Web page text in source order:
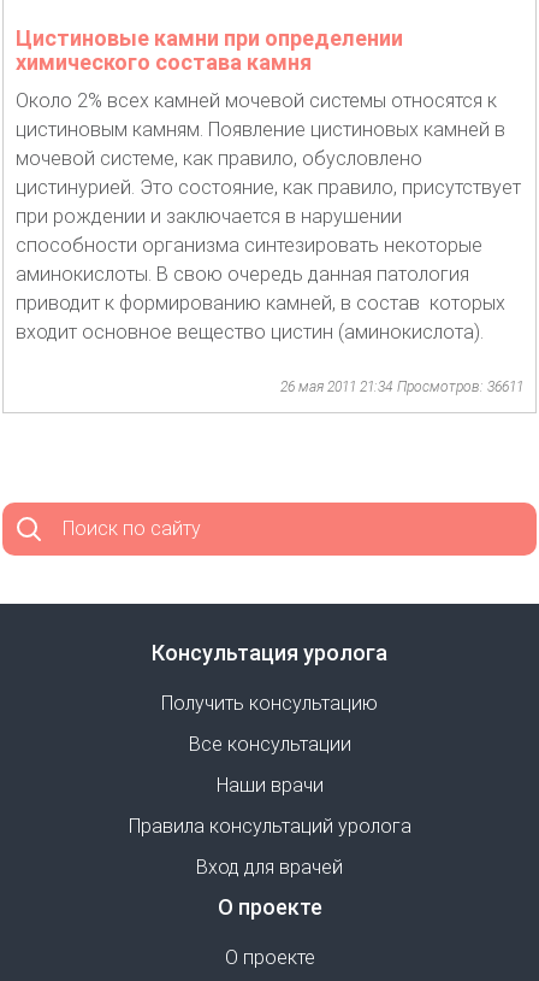
Цистиновые камни при определении
химического состава камня
Около 2% всех камней мочевой системы относятся к
цистиновым камням. Появление цистиновых камней в
мочевой системе, как правило, обусловлено
цистинурией. Это состояние, как правило, присутствует
при рождении и заключается в нарушении
способности организма синтезировать некоторые
аминокислоты. В свою очередь данная патология
приводит к формированию камней, в состав которых
входит основное вещество цистин (аминокислота).
26 мая 2011 21:34 Просмотров: 36611
Поиск по сайту
Консультация уролога
Получить консультацию
Все консультации
Наши врачи
Правила консультаций уролога
Вход для врачей
О проекте
О проекте